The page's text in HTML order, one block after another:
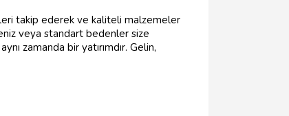
takip ederek ve kaliteli malzemeler
veya standart bedenler size
zamanda bir yatırımdır. Gelin,